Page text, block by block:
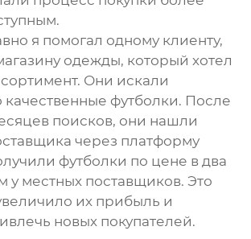
я помогал одному клиенту,
одежды, который хотел
Они искали
качественные футболки. После
поисков, они нашли
через платформу
футболки по цене в два
у местных поставщиков. Это
их прибыль и
новых покупателей.